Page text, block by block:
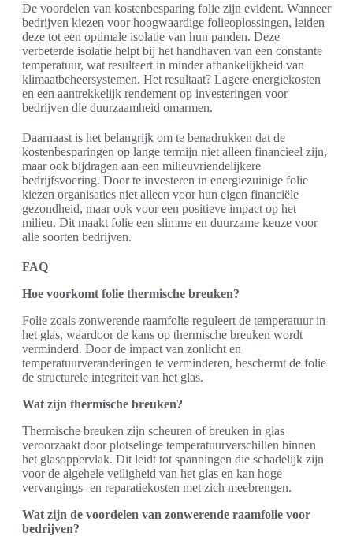
De voordelen van kostenbesparing folie zijn evident. Wanneer
bedrijven kiezen voor hoogwaardige folieoplossingen, leiden
deze tot een optimale isolatie van hun panden. Deze
verbeterde isolatie helpt bij het handhaven van een constante
temperatuur, wat resulteert in minder afhankelijkheid van
klimaatbeheersystemen. Het resultaat? Lagere energiekosten
en een aantrekkelijk rendement op investeringen voor
bedrijven die duurzaamheid omarmen.
Daarnaast is het belangrijk om te benadrukken dat de
kostenbesparingen op lange termijn niet alleen financieel zijn,
maar ook bijdragen aan een milieuvriendelijkere
bedrijfsvoering. Door te investeren in energiezuinige folie
kiezen organisaties niet alleen voor hun eigen financiële
gezondheid, maar ook voor een positieve impact op het
milieu. Dit maakt folie een slimme en duurzame keuze voor
alle soorten bedrijven.
FAQ
Hoe voorkomt folie thermische breuken?
Folie zoals zonwerende raamfolie reguleert de temperatuur in
het glas, waardoor de kans op thermische breuken wordt
verminderd. Door de impact van zonlicht en
temperatuurveranderingen te verminderen, beschermt de folie
de structurele integriteit van het glas.
Wat zijn thermische breuken?
Thermische breuken zijn scheuren of breuken in glas
veroorzaakt door plotselinge temperatuurverschillen binnen
het glasoppervlak. Dit leidt tot spanningen die schadelijk zijn
voor de algehele veiligheid van het glas en kan hoge
vervangings- en reparatiekosten met zich meebrengen.
Wat zijn de voordelen van zonwerende raamfolie voor
bedrijven?